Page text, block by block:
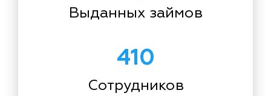
Выданных займов
410
Сотрудников